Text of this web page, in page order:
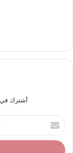
أشترك في
أ
د
خ
ل